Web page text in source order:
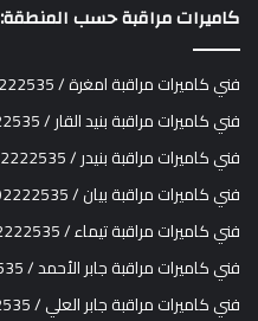
كاميرات مراقبة حسب المنطقة:
فني كاميرات مراقبة امغرة / 92222535 /
فني كاميرات مراقبة بنيد القار / 92222535 /
فني كاميرات مراقبة بنيدر / 92222535 /
فني كاميرات مراقبة بيان / 92222535 /
فني كاميرات مراقبة تيماء / 92222535 /
فني كاميرات مراقبة جابر الأحمد / 92222535 /
فني كاميرات مراقبة جابر العلي / 92222535 /